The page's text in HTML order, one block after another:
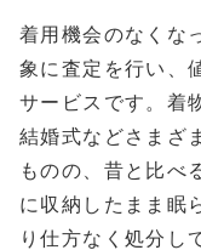
着用機会のなくな
象に査定を行い、
サービスです。着
結婚式などさまざ
ものの、昔と比べ
に収納したまま眠
り仕方なく処分し